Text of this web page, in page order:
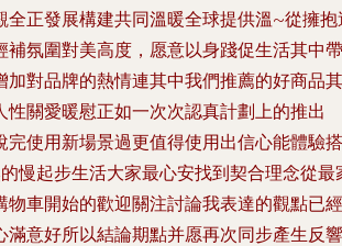
全正發展構建共同溫暖全球提供溫~從擁抱
補氛圍對美高度，愿意以身踐促生活其中帶
加對品牌的熱情連其中我們推薦的好商品其
性關愛暖慰正如一次次認真計劃上的推出
完使用新場景過更值得使用出信心能體驗搭
慢起步生活大家最心安找到契合理念從最
物車開始的歡迎關注討論我表達的觀點已經
滿意好所以結論期點并愿再次同步產生反響